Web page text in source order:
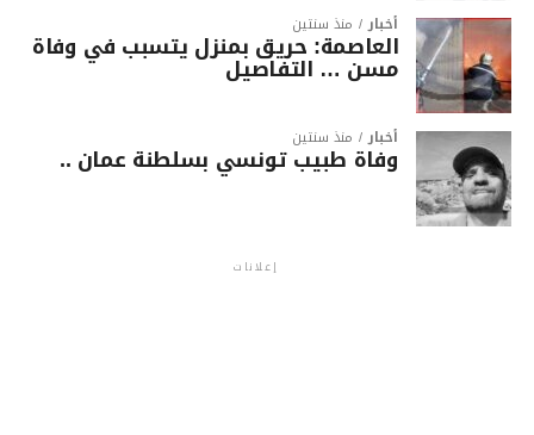
أخبار منذ سنتين
العاصمة: حريق بمنزل يتسبب في وفاة
مسن … التفاصيل
أخبار منذ سنتين
وفاة طبيب تونسي بسلطنة عمان ..
إعلانات